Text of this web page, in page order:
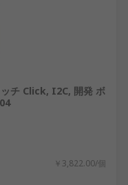
チ Click, I2C, 開発 ボ
￥3,822.00/個